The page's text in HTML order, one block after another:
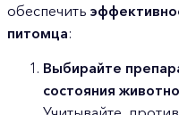
обеспечить
питомца:
Выбирайте
состояния